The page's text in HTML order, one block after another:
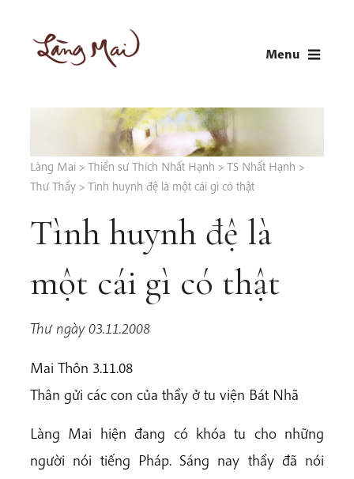
content
Menu
Làng Mai > Thiền sư Thích Nhất Hạnh > TS Nhất Hạnh >
Thư Thầy > Tình huynh đệ là một cái gì có thật
Tình huynh đệ là
một cái gì có thật
Thư ngày 03.11.2008
Mai Thôn 3.11.08
Thân gửi các con của thầy ở tu viện Bát Nhã
Làng Mai hiện đang có khóa tu cho những
người nói tiếng Pháp. Sáng nay thầy đã nói